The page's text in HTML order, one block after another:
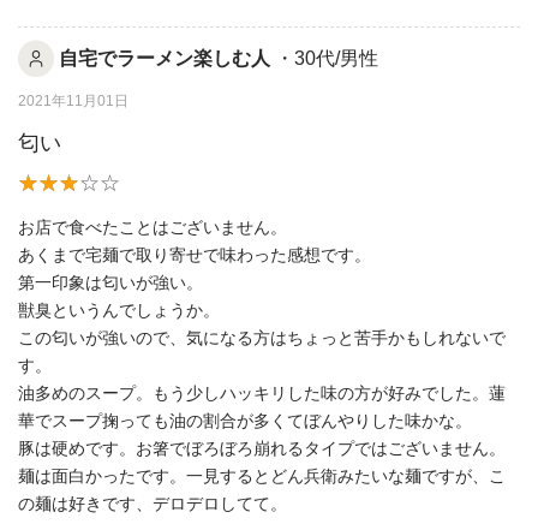
自宅でラーメン楽しむ人 ・30代/男性
2021年11月01日
匂い
お店で食べたことはございません。
あくまで宅麺で取り寄せで味わった感想です。
第一印象は匂いが強い。
獣臭というんでしょうか。
この匂いが強いので、気になる方はちょっと苦手かもしれないで
す。
油多めのスープ。もう少しハッキリした味の方が好みでした。蓮
華でスープ掬っても油の割合が多くてぼんやりした味かな。
豚は硬めです。お箸でぼろぼろ崩れるタイプではございません。
麺は面白かったです。一見するとどん兵衛みたいな麺ですが、こ
の麺は好きです、デロデロしてて。